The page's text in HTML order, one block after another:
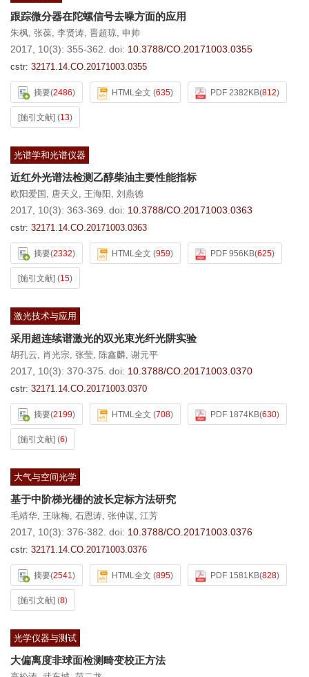
跟踪微分器在陀螺信号去噪方面的应用
朱枫, 张葆, 李贤涛, 晋超琼, 申帅
2017, 10(3): 355-362. doi: 10.3788/CO.20171003.0355
cstr: 32171.14.CO.20171003.0355
摘要(2486) HTML全文 (635) PDF 2382KB(812)
[施引文献] (13)
光谱学和光谱仪器
近红外光谱法检测乙醇柴油主要性能指标
欧阳爱国 , 唐天义 , 王海阳 , 刘燕德
2017, 10(3): 363-369. doi: 10.3788/CO.20171003.0363
cstr: 32171.14.CO.20171003.0363
摘要(2332) HTML全文 (959) PDF 956KB(625)
[施引文献] (15)
激光技术与应用
采用超连续谱激光的双光束光纤光阱实验
胡孔云, 肖光宗, 张莹, 陈鑫麟, 谢元平
2017, 10(3): 370-375. doi: 10.3788/CO.20171003.0370
cstr: 32171.14.CO.20171003.0370
摘要(2199) HTML全文 (708) PDF 1874KB(630)
[施引文献] (6)
大气与空间光学
基于中阶梯光栅的波长定标方法研究
毛靖华, 王咏梅, 石恩涛, 张仲谋, 江芳
2017, 10(3): 376-382. doi: 10.3788/CO.20171003.0376
cstr: 32171.14.CO.20171003.0376
摘要(2541) HTML全文 (895) PDF 1581KB(828)
[施引文献] (8)
光学仪器与测试
大偏离度非球面检测畸变校正方法